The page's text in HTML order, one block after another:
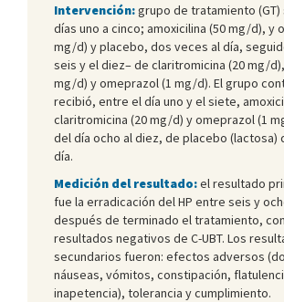
Intervención:grupo de tratamiento (GT)
días uno a cinco; amoxicilina (50 mg/d), y
mg/d) y placebo, dos veces al día,
seis y el diez– de claritromicina (20 mg/
mg/d) y omeprazol (1 mg/d). El grupo
recibió, entre el día uno y el siete,
claritromicina (20 mg/d) y omeprazol (1
del día ocho al diez, de placebo (lactosa)
día.
Medición del resultado:el resultado
fue la erradicación del HP entre seis y
después de terminado el tratamiento,
resultados negativos de C-UBT. Los
secundarios fueron: efectos adversos
náuseas, vómitos, constipación,
inapetencia), tolerancia y cumplimiento.